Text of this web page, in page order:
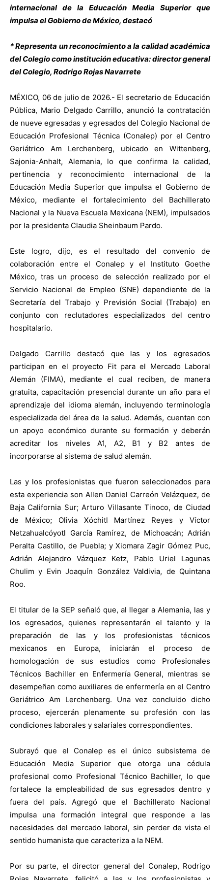
internacional de la Educación Media Superior que
impulsa el Gobierno de México, destacó
* Representa un reconocimiento a la calidad académica
del Colegio como institución educativa: director general
del Colegio, Rodrigo Rojas Navarrete
MÉXICO, 06 de julio de 2026.- El secretario de Educación
Pública, Mario Delgado Carrillo, anunció la contratación
de nueve egresadas y egresados del Colegio Nacional de
Educación Profesional Técnica (Conalep) por el Centro
Geriátrico Am Lerchenberg, ubicado en Wittenberg,
Sajonia-Anhalt, Alemania, lo que confirma la calidad,
pertinencia y reconocimiento internacional de la
Educación Media Superior que impulsa el Gobierno de
México, mediante el fortalecimiento del Bachillerato
Nacional y la Nueva Escuela Mexicana (NEM), impulsados
por la presidenta Claudia Sheinbaum Pardo.
Este logro, dijo, es el resultado del convenio de
colaboración entre el Conalep y el Instituto Goethe
México, tras un proceso de selección realizado por el
Servicio Nacional de Empleo (SNE) dependiente de la
Secretaría del Trabajo y Previsión Social (Trabajo) en
conjunto con reclutadores especializados del centro
hospitalario.
Delgado Carrillo destacó que las y los egresados
participan en el proyecto Fit para el Mercado Laboral
Alemán (FIMA), mediante el cual reciben, de manera
gratuita, capacitación presencial durante un año para el
aprendizaje del idioma alemán, incluyendo terminología
especializada del área de la salud. Además, cuentan con
un apoyo económico durante su formación y deberán
acreditar los niveles A1, A2, B1 y B2 antes de
incorporarse al sistema de salud alemán.
Las y los profesionistas que fueron seleccionados para
esta experiencia son Allen Daniel Carreón Velázquez, de
Baja California Sur; Arturo Villasante Tinoco, de Ciudad
de México; Olivia Xóchitl Martínez Reyes y Víctor
Netzahualcóyotl García Ramírez, de Michoacán; Adrián
Peralta Castillo, de Puebla; y Xiomara Zagir Gómez Puc,
Adrián Alejandro Vázquez Ketz, Pablo Uriel Lagunas
Chulim y Evin Joaquín González Valdivia, de Quintana
Roo.
El titular de la SEP señaló que, al llegar a Alemania, las y
los egresados, quienes representarán el talento y la
preparación de las y los profesionistas técnicos
mexicanos en Europa, iniciarán el proceso de
homologación de sus estudios como Profesionales
Técnicos Bachiller en Enfermería General, mientras se
desempeñan como auxiliares de enfermería en el Centro
Geriátrico Am Lerchenberg. Una vez concluido dicho
proceso, ejercerán plenamente su profesión con las
condiciones laborales y salariales correspondientes.
Subrayó que el Conalep es el único subsistema de
Educación Media Superior que otorga una cédula
profesional como Profesional Técnico Bachiller, lo que
fortalece la empleabilidad de sus egresados dentro y
fuera del país. Agregó que el Bachillerato Nacional
impulsa una formación integral que responde a las
necesidades del mercado laboral, sin perder de vista el
sentido humanista que caracteriza a la NEM.
Por su parte, el director general del Conalep, Rodrigo